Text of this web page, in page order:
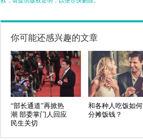
你可能还感兴趣的文章
“部长通道”再掀热
潮 部委掌门人回应
民生关切
和各种人吃饭如何
分摊饭钱？